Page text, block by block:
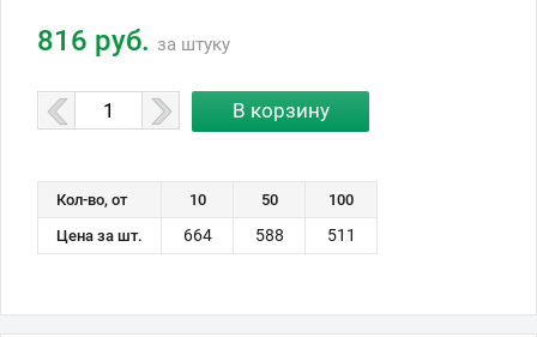
816 руб. за штуку
Кол-во, от 10 50
100
Цена за шт.
664 588 511